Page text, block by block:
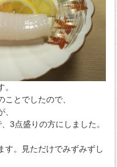
とでしたので、
3点盛りの方にしました。
す。見ただけでみずみずし